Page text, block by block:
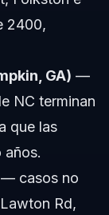
2400,
GA) —
NC terminan
que las
años.
— casos no
Rd,